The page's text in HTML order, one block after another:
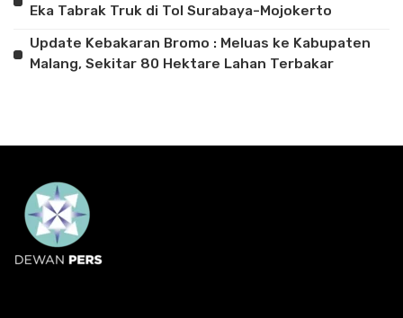
Eka Tabrak Truk di Tol Surabaya-Mojokerto
Update Kebakaran Bromo : Meluas ke Kabupaten
Malang, Sekitar 80 Hektare Lahan Terbakar